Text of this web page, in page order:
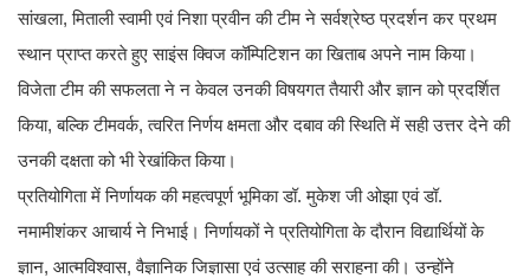
सांखला, मिताली स्वामी एवं निशा प्रवीन की टीम ने सर्वश्रेष्ठ प्रदर्शन कर प्रथम
स्थान प्राप्त करते हुए साइंस क्विज कॉम्पिटिशन का खिताब अपने नाम किया।
विजेता टीम की सफलता ने न केवल उनकी विषयगत तैयारी और ज्ञान को प्रदर्शित
किया, बल्कि टीमवर्क, त्वरित निर्णय क्षमता और दबाव की स्थिति में सही उत्तर देने की
उनकी दक्षता को भी रेखांकित किया।
प्रतियोगिता में निर्णायक की महत्वपूर्ण भूमिका डॉ. मुकेश जी ओझा एवं डॉ.
नमामीशंकर आचार्य ने निभाई। निर्णायकों ने प्रतियोगिता के दौरान विद्यार्थियों के
ज्ञान, आत्मविश्वास, वैज्ञानिक जिज्ञासा एवं उत्साह की सराहना की। उन्होंने